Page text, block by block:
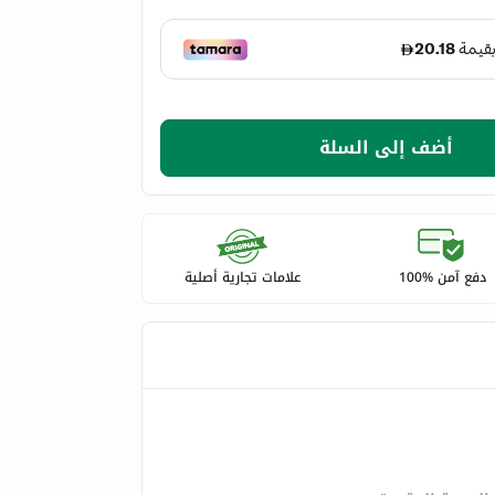
أضف إلى السلة
دفع آمن %100 علامات تجارية أصلية